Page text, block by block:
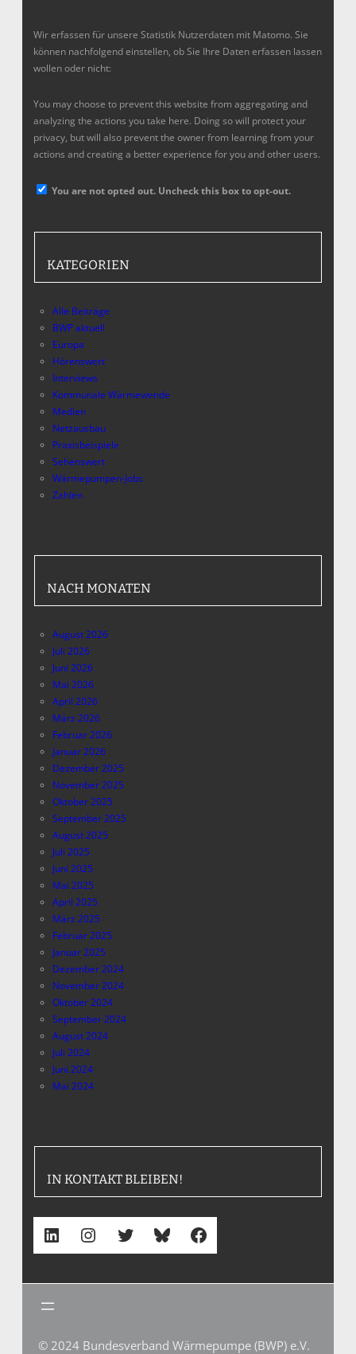
Wir erfassen für unsere Statistik Nutzerdaten mit Matomo. Sie
können nachfolgend einstellen, ob Sie Ihre Daten erfassen lassen
wollen oder nicht:
You may choose to prevent this website from aggregating and
analyzing the actions you take here. Doing so will protect your
privacy, but will also prevent the owner from learning from your
actions and creating a better experience for you and other users.
You are not opted out. Uncheck this box to opt-out.
KATEGORIEN
Alle Beiträge
BWP aktuell
Europa
Hörenswert
Interviews
Kommunale Wärmewende
Medien
Netzausbau
Praxisbeispiele
Sehenswert
Wärmepumpen-Jobs
Zahlen
NACH MONATEN
August 2026
Juli 2026
Juni 2026
Mai 2026
April 2026
März 2026
Februar 2026
Januar 2026
Dezember 2025
November 2025
Oktober 2025
September 2025
August 2025
Juli 2025
Juni 2025
Mai 2025
April 2025
März 2025
Februar 2025
Januar 2025
Dezember 2024
November 2024
Oktober 2024
September 2024
August 2024
Juli 2024
Juni 2024
Mai 2024
IN KONTAKT BLEIBEN!
LinkedIn Instagram Twitter Bluesky Facebook
© 2024 Bundesverband Wärmepumpe (BWP) e.V.